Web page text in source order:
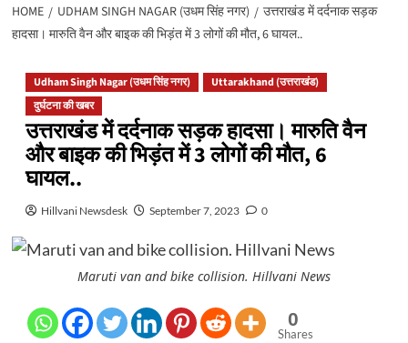
HOME UDHAM SINGH NAGAR (उधम सिंह नगर)
उत्तराखंड में दर्दनाक सड़क
हादसा। मारुति वैन और बाइक की भिड़ंत में 3 लोगों की मौत, 6 घायल..
Udham Singh Nagar (उधम सिंह नगर)
Uttarakhand (उत्तराखंड)
दुर्घटना की खबर
उत्तराखंड में दर्दनाक सड़क हादसा। मारुति वैन
और बाइक की भिड़ंत में 3 लोगों की मौत, 6
घायल..
Hillvani Newsdesk September 7, 2023 0
Maruti van and bike collision. Hillvani News
0
Shares